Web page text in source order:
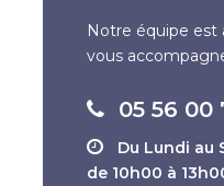
Notre équipe
vous
05 56 00
Du Lundi au
de 10h00 à
Fournaise
Jour 6 :